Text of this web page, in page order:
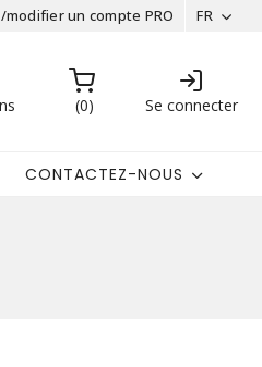
modifier un compte PRO FR
0 Se connecter
CONTACTEZ-NOUS